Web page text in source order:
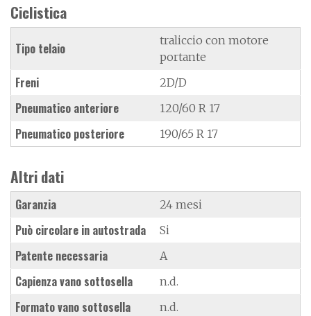
Ciclistica
Tipo telaio
traliccio con motore
portante
Freni 2D/D
Pneumatico anteriore 120/60 R 17
Pneumatico posteriore 190/65 R 17
Altri dati
Garanzia 24 mesi
Può circolare in autostrada Si
Patente necessaria A
Capienza vano sottosella n.d.
Formato vano sottosella n.d.